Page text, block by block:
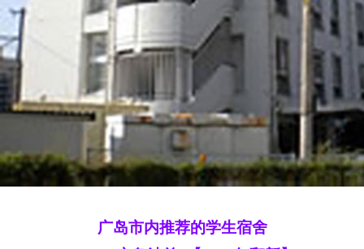
广岛市内推荐的学生宿舍